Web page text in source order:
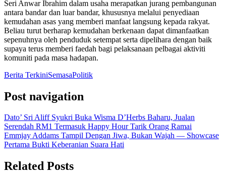
Seri Anwar Ibrahim dalam usaha merapatkan jurang pembangunan
antara bandar dan luar bandar, khususnya melalui penyediaan
kemudahan asas yang memberi manfaat langsung kepada rakyat.
Beliau turut berharap kemudahan berkenaan dapat dimanfaatkan
sepenuhnya oleh penduduk setempat serta dipelihara dengan baik
supaya terus memberi faedah bagi pelaksanaan pelbagai aktiviti
komuniti pada masa hadapan.
Berita TerkiniSemasaPolitik
Post navigation
Dato’ Sri Aliff Syukri Buka Wisma D’Herbs Baharu, Jualan
Serendah RM1 Termasuk Happy Hour Tarik Orang Ramai
Emmjay Addams Tampil Dengan Jiwa, Bukan Wajah — Showcase
Pertama Bukti Keberanian Suara Hati
Related Posts